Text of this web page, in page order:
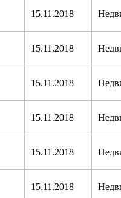
15.11.2018
15.11.2018
15.11.2018
15.11.2018
15.11.2018
15.11.2018